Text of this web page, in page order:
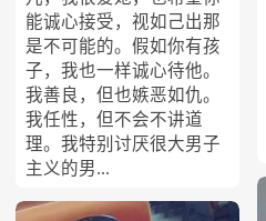
能诚心接受，视如己出那
是不可能的。假如你有孩
子，我也一样诚心待他。
我善良，但也嫉恶如仇。
我任性，但不会不讲道
理。我特别讨厌很大男子
主义的男...